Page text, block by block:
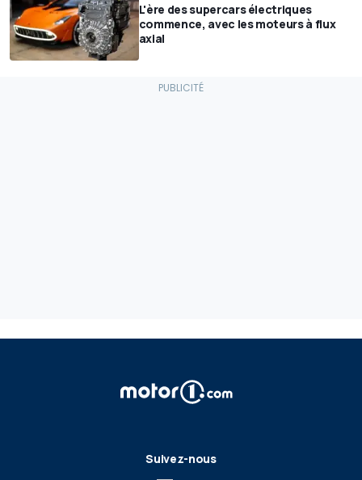
L'ère des supercars électriques
commence, avec les moteurs à flux
axial
Suivez-nous